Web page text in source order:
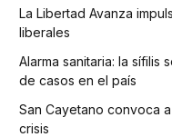
La Libertad Avanza
liberales
Alarma sanitaria: la sífilis
de casos en el país
San Cayetano convoca
crisis